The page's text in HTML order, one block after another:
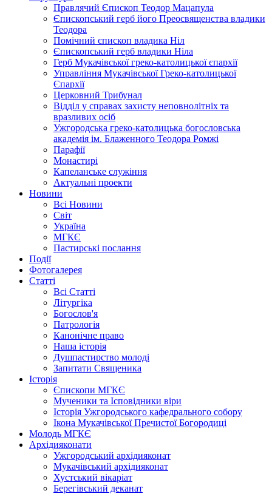
Правлячий Єпископ Теодор Мацапула
Єпископський герб його Преосвященства владики
Теодора
Помічний єпископ владика Ніл
Єпископський герб владики Ніла
Герб Мукачівської греко-католицької єпархії
Управління Мукачівської Греко-католицької
Єпархії
Церковний Трибунал
Відділ у справах захисту неповнолітніх та
вразливих осіб
Ужгородська греко-католицька богословська
академія ім. Блаженного Теодора Ромжі
Парафії
Монастирі
Капеланське служіння
Актуальні проекти
Новини
Всі Новини
Світ
Україна
МГКЄ
Пастирські послання
Події
Фотогалерея
Статті
Всі Статті
Літургіка
Богослов'я
Патрологія
Канонічне право
Наша історія
Душпастирство молоді
Запитати Священика
Історія
Єпископи МГКЄ
Мученики та Ісповідники віри
Історія Ужгородського кафедрального собору
Ікона Мукачівської Пречистої Богородиці
Молодь МГКЄ
Архідияконати
Ужгородський архідияконат
Мукачівський архідияконат
Хустський вікаріат
Берегівський деканат